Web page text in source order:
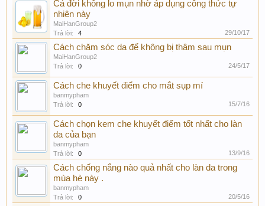
Cả đời không lo mụn nhờ áp dụng công thức tự
nhiên này
MaiHanGroup2
Trả lời:
4 29/10/17
Cách chăm sóc da để không bị thâm sau mụn
MaiHanGroup2
Trả lời:
0 24/5/17
Cách che khuyết điểm cho mắt sụp mí
banmypham
Trả lời:
0 15/7/16
Cách chọn kem che khuyết điểm tốt nhất cho làn
da của bạn
banmypham
Trả lời:
0 13/9/16
Cách chống nắng nào quả nhất cho làn da trong
mùa hè này .
banmypham
Trả lời:
0 20/5/16